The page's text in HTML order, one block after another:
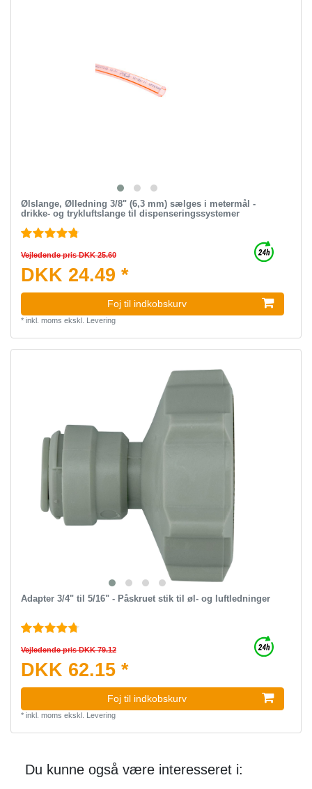
Ølslange, Ølledning 3/8" (6,3 mm) sælges i metermål -
drikke- og trykluftslange til dispenseringssystemer
Vejledende pris DKK 25.60
DKK 24.49 *
Foj til indkobskurv
* inkl. moms ekskl. Levering
Adapter 3/4" til 5/16" - Påskruet stik til øl- og luftledninger
Vejledende pris DKK 79.12
DKK 62.15 *
Foj til indkobskurv
* inkl. moms ekskl. Levering
Du kunne også være interesseret i: